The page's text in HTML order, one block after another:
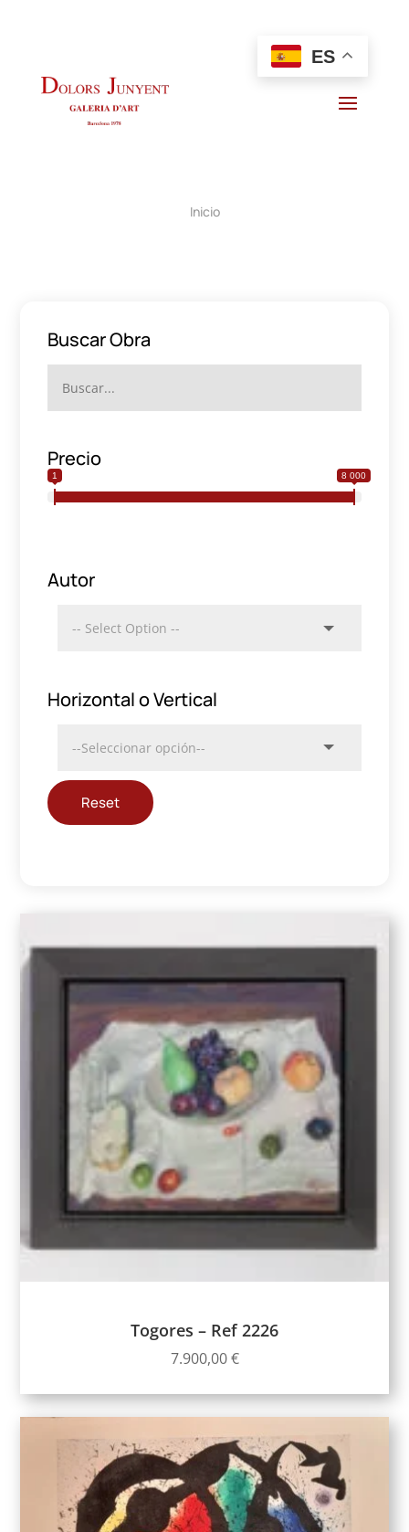
ES
Inicio
Buscar Obra
Precio
1 8 000
Autor
Horizontal o Vertical
Reset
Togores – Ref 2226
7.900,00€